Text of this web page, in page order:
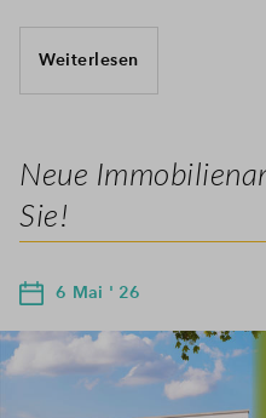
Weiterlesen
Neue
Sie!
6 Mai ' 26